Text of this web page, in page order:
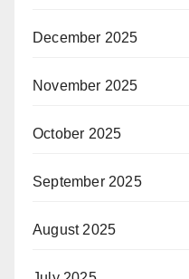
December 2025
November 2025
October 2025
September 2025
August 2025